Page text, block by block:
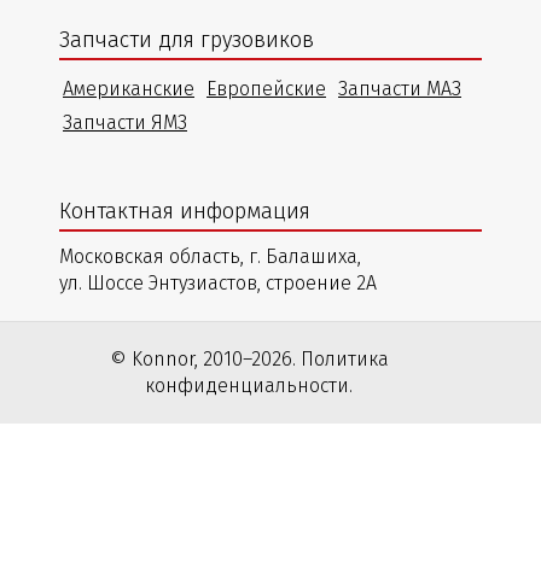
Запчасти для грузовиков
Американские Европейские Запчасти МАЗ
Запчасти ЯМЗ
Контактная информация
Московская область, г. Балашиха,
ул. Шоссе Энтузиастов, строение 2А
© Konnor, 2010–2026. Политика
конфиденциальности.